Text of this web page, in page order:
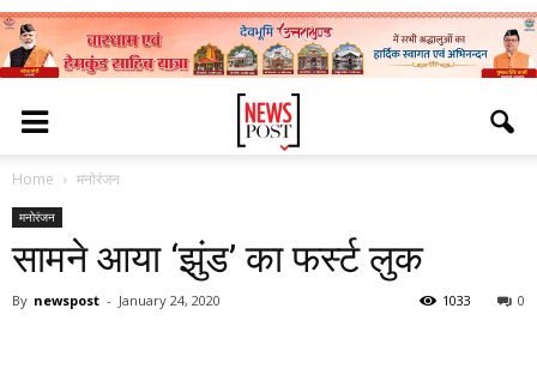
Home मनोरंजन
मनोरंजन
सामने आया ‘झुंड’ का फर्स्ट लुक
By newspost - January 24, 2020 0
1033